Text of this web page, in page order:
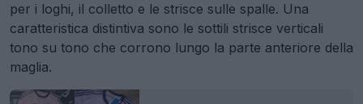
per i loghi, il colletto e le strisce sulle spalle. Una
caratteristica distintiva sono le sottili strisce verticali
tono su tono che corrono lungo la parte anteriore della
maglia.